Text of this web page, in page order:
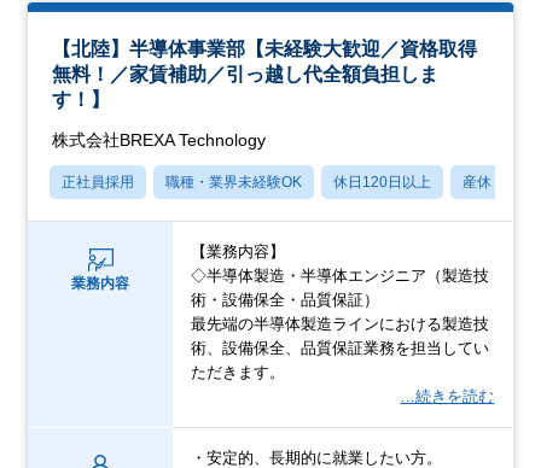
【北陸】半導体事業部【未経験大歓迎／資格取得
無料！／家賃補助／引っ越し代全額負担しま
す！】
株式会社BREXA Technology
正社員採用 職種・業界未経験OK 休日120日以上 産休・育休
業務内容
【業務内容】
◇半導体製造・半導体エンジニア（製造技
術・設備保全・品質保証）
最先端の半導体製造ラインにおける製造技
術、設備保全、品質保証業務を担当してい
ただきます。
…続きを読む
・安定的、長期的に就業したい方。